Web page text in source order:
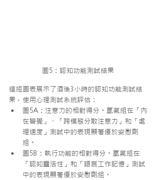
圖5：認知功能測試結果
這組圖表展示了酒後3小時的認知功能測試結
果，使用心理測試系統評估：
圖5A：注意力的相對得分。氫氣組在「內
在警覺」、「跨模態分散注意力」和「處
理速度」測試中的表現顯著優於安慰劑
組。
圖5B：執行功能的相對得分。氫氣組在
「認知靈活性」和「語言工作記憶」測試
中的表現顯著優於安慰劑組。